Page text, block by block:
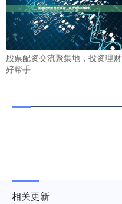
股票配资交流聚集地，投资理财
好帮手
相关更新